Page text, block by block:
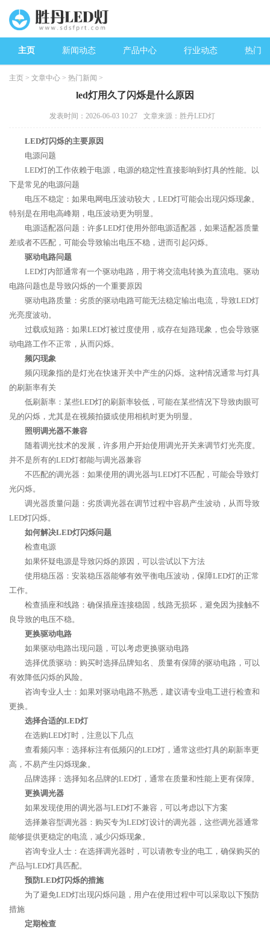
主页 新闻动态 产品中心 行业动态 热门
主页 > 文章中心 > 热门新闻 >
led灯用久了闪烁是什么原因
发表时间：2026-06-03 10:27 文章来源：胜丹LED灯
LED灯闪烁的主要原因
电源问题
LED灯的工作依赖于电源，电源的稳定性直接影响到灯具的性能。以
下是常见的电源问题
电压不稳定：如果电网电压波动较大，LED灯可能会出现闪烁现象。
特别是在用电高峰期，电压波动更为明显。
电源适配器问题：许多LED灯使用外部电源适配器，如果适配器质量
差或者不匹配，可能会导致输出电压不稳，进而引起闪烁。
驱动电路问题
LED灯内部通常有一个驱动电路，用于将交流电转换为直流电。驱动
电路问题也是导致闪烁的一个重要原因
驱动电路质量：劣质的驱动电路可能无法稳定输出电流，导致LED灯
光亮度波动。
过载或短路：如果LED灯被过度使用，或存在短路现象，也会导致驱
动电路工作不正常，从而闪烁。
频闪现象
频闪现象指的是灯光在快速开关中产生的闪烁。这种情况通常与灯具
的刷新率有关
低刷新率：某些LED灯的刷新率较低，可能在某些情况下导致肉眼可
见的闪烁，尤其是在视频拍摄或使用相机时更为明显。
照明调光器不兼容
随着调光技术的发展，许多用户开始使用调光开关来调节灯光亮度。
并不是所有的LED灯都能与调光器兼容
不匹配的调光器：如果使用的调光器与LED灯不匹配，可能会导致灯
光闪烁。
调光器质量问题：劣质调光器在调节过程中容易产生波动，从而导致
LED灯闪烁。
如何解决LED灯闪烁问题
检查电源
如果怀疑电源是导致闪烁的原因，可以尝试以下方法
使用稳压器：安装稳压器能够有效平衡电压波动，保障LED灯的正常
工作。
检查插座和线路：确保插座连接稳固，线路无损坏，避免因为接触不
良导致的电压不稳。
更换驱动电路
如果驱动电路出现问题，可以考虑更换驱动电路
选择优质驱动：购买时选择品牌知名、质量有保障的驱动电路，可以
有效降低闪烁的风险。
咨询专业人士：如果对驱动电路不熟悉，建议请专业电工进行检查和
更换。
选择合适的LED灯
在选购LED灯时，注意以下几点
查看频闪率：选择标注有低频闪的LED灯，通常这些灯具的刷新率更
高，不易产生闪烁现象。
品牌选择：选择知名品牌的LED灯，通常在质量和性能上更有保障。
更换调光器
如果发现使用的调光器与LED灯不兼容，可以考虑以下方案
选择兼容型调光器：购买专为LED灯设计的调光器，这些调光器通常
能够提供更稳定的电流，减少闪烁现象。
咨询专业人士：在选择调光器时，可以请教专业的电工，确保购买的
产品与LED灯具匹配。
预防LED灯闪烁的措施
为了避免LED灯出现闪烁问题，用户在使用过程中可以采取以下预防
措施
定期检查